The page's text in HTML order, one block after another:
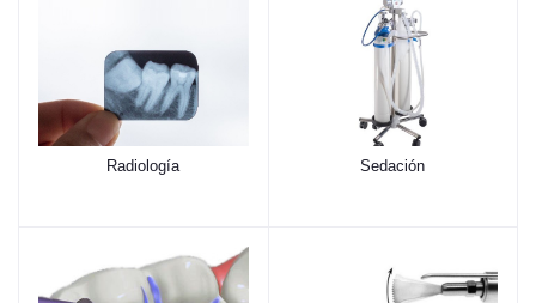
Radiología Sedación